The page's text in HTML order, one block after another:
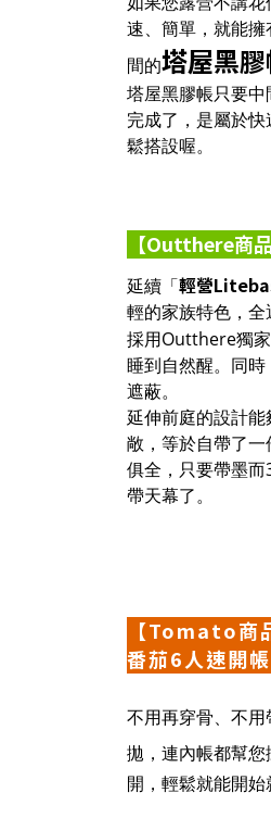
速、簡單，就能
間的塔屋黑
塔屋黑膠帳只要
完成了，是屬於
鬆搭設喔。
【Outthere商品
延續「輕營
輕的家族特色，全
採用Outthere獨
睡到自然醒。同
遮蔽。
延伸前庭的設計
敞，等於自帶了
俱全，只要帶墨
帶天幕了。
【Tomato商
番茄6人速開
不用再穿骨、不
拋，連內帳都幫
開，輕鬆就能開始